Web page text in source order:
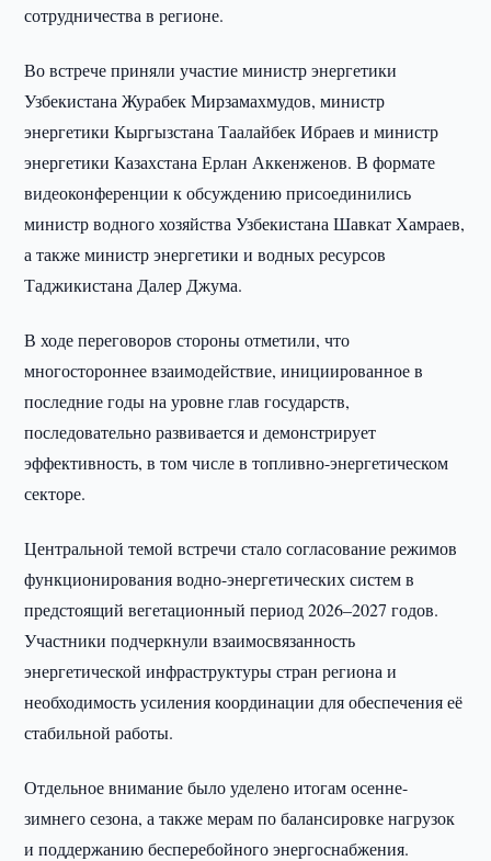
сотрудничества в регионе.
Во встрече приняли участие министр энергетики
Узбекистана Журабек Мирзамахмудов, министр
энергетики Кыргызстана Таалайбек Ибраев и министр
энергетики Казахстана Ерлан Аккенженов. В формате
видеоконференции к обсуждению присоединились
министр водного хозяйства Узбекистана Шавкат Хамраев,
а также министр энергетики и водных ресурсов
Таджикистана Далер Джума.
В ходе переговоров стороны отметили, что
многостороннее взаимодействие, инициированное в
последние годы на уровне глав государств,
последовательно развивается и демонстрирует
эффективность, в том числе в топливно-энергетическом
секторе.
Центральной темой встречи стало согласование режимов
функционирования водно-энергетических систем в
предстоящий вегетационный период 2026–2027 годов.
Участники подчеркнули взаимосвязанность
энергетической инфраструктуры стран региона и
необходимость усиления координации для обеспечения её
стабильной работы.
Отдельное внимание было уделено итогам осенне-
зимнего сезона, а также мерам по балансировке нагрузок
и поддержанию бесперебойного энергоснабжения.